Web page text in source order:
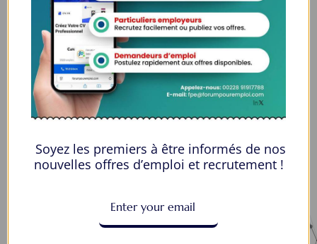
Espaces Candidats
Parcourir les Candidats
Tableau de Bord
Alertes d’Emploi
Mes Favoris
Postuler en ligne : 5 erreurs courantes à éviter pour maximiser vos
8 Décisions Importantes Pour Ne Pas Vivre Avec Des Regrets
Soyez les premiers à être informés de nos
nouvelles offres d’emploi et recrutement !